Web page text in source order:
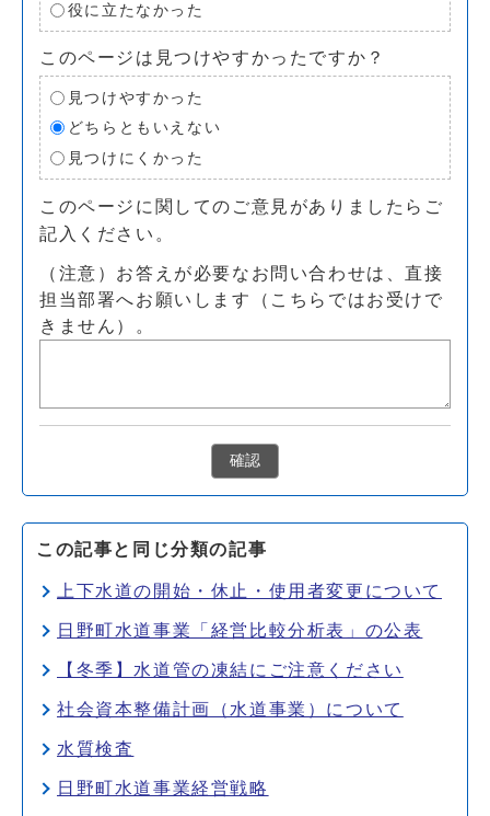
役に立たなかった
このページは見つけやすかったですか？
見つけやすかった
どちらともいえない
見つけにくかった
このページに関してのご意見がありましたらご
記入ください。
（注意）お答えが必要なお問い合わせは、直接
担当部署へお願いします（こちらではお受けで
きません）。
確認
この記事と同じ分類の記事
上下水道の開始・休止・使用者変更について
日野町水道事業「経営比較分析表」の公表
【冬季】水道管の凍結にご注意ください
社会資本整備計画（水道事業）について
水質検査
日野町水道事業経営戦略